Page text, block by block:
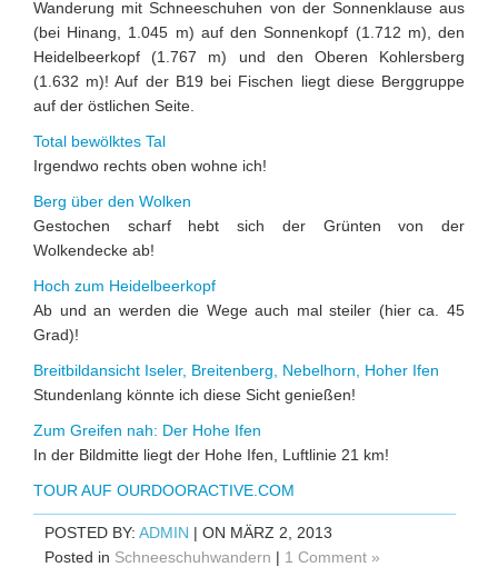
Wanderung mit Schneeschuhen von der Sonnenklause aus
(bei Hinang, 1.045 m) auf den Sonnenkopf (1.712 m), den
Heidelbeerkopf (1.767 m) und den Oberen Kohlersberg
(1.632 m)! Auf der B19 bei Fischen liegt diese Berggruppe
auf der östlichen Seite.
Total bewölktes Tal
Irgendwo rechts oben wohne ich!
Berg über den Wolken
Gestochen scharf hebt sich der Grünten von der
Wolkendecke ab!
Hoch zum Heidelbeerkopf
Ab und an werden die Wege auch mal steiler (hier ca. 45
Grad)!
Breitbildansicht Iseler, Breitenberg, Nebelhorn, Hoher Ifen
Stundenlang könnte ich diese Sicht genießen!
Zum Greifen nah: Der Hohe Ifen
In der Bildmitte liegt der Hohe Ifen, Luftlinie 21 km!
TOUR AUF OURDOORACTIVE.COM
POSTED BY: ADMIN | ON MÄRZ 2, 2013
Posted in Schneeschuhwandern | 1 Comment »